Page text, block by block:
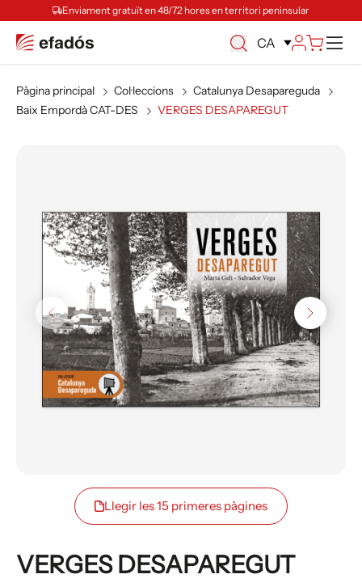
Enviament gratuït en 48/72 hores en territori peninsular
CA
Pàgina principal Col·leccions
Catalunya Desapareguda
Baix Empordà CAT-DES
VERGES DESAPAREGUT
Llegir les 15 primeres pàgines
VERGES DESAPAREGUT